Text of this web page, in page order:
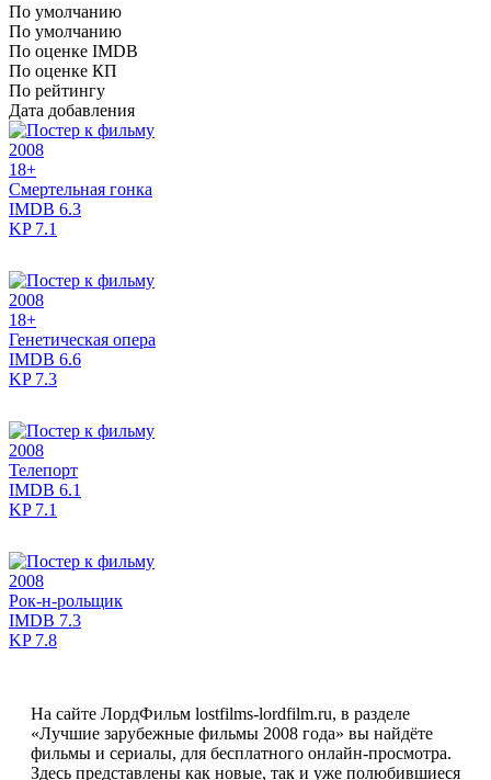
По умолчанию
По умолчанию
По оценке IMDB
По оценке КП
По рейтингу
Дата добавления
2008
18+
Смертельная гонка
IMDB 6.3
KP7.1
2008
18+
Генетическая опера
IMDB 6.6
KP7.3
2008
Телепорт
IMDB 6.1
KP7.1
2008
Рок-н-рольщик
IMDB 7.3
KP7.8
На сайте ЛордФильм lostfilms-lordfilm.ru, в разделе
«Лучшие зарубежные фильмы 2008 года» вы найдёте
фильмы и сериалы, для бесплатного онлайн-просмотра.
Здесь представлены как новые, так и уже полюбившиеся